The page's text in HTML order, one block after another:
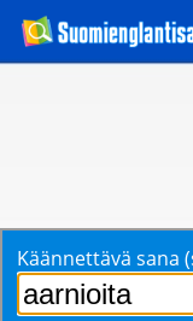
Käännettävä sana